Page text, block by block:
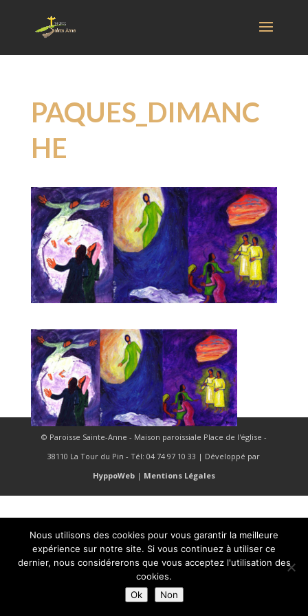
PAQUES_DIMANC
HE
© Paroisse Sainte-Anne - Maison paroissiale Place de l'église -
38110 La Tour du Pin - Tél: 04 74 97 10 33 | Développé par
HyppoWeb| Mentions Légales
Nous utilisons des cookies pour vous garantir la meilleure
expérience sur notre site. Si vous continuez à utiliser ce
dernier, nous considérerons que vous acceptez l'utilisation des
cookies.
Ok
Non